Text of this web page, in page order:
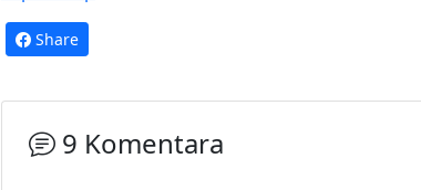
Share
9 Komentara